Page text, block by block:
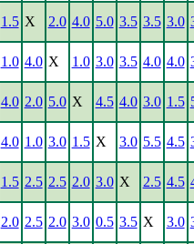
1.5 X 2.0 4.0 5.0 3.5 3.5 3.0
1.0 4.0 X 1.0 3.0 3.5 4.0 4.0
4.0 2.0 5.0 X 4.5 4.0 3.0 1.5
4.0 1.0 3.0 1.5 X 3.0 5.5 4.5
1.5 2.5 2.5 2.0 3.0 X 2.5 4.5
2.0 2.5 2.0 3.0 0.5 3.5 X 3.0